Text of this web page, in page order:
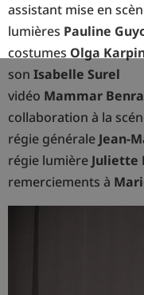
assistant mise en
lumières Pauline
costumes Olga
son Isabelle Surel
vidéo Mammar
collaboration à la
régie générale Jean-
régie lumière Juliette
remerciements à